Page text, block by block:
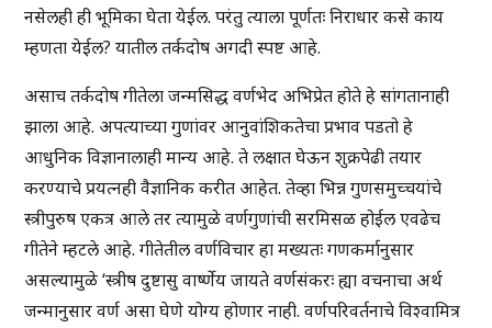
नसेलही ही भूमिका घेता येईल. परंतु त्याला पूर्णतः निराधार कसे काय
म्हणता येईल? यातील तर्कदोष अगदी स्पष्ट आहे.
असाच तर्कदोष गीतेला जन्मसिद्ध वर्णभेद अभिप्रेत होते हे सांगतानाही
झाला आहे. अपत्याच्या गुणांवर आनुवांशिकतेचा प्रभाव पडतो हे
आधुनिक विज्ञानालाही मान्य आहे. ते लक्षात घेऊन शुक्रपेढी तयार
करण्याचे प्रयत्नही वैज्ञानिक करीत आहेत. तेव्हा भिन्न गुणसमुच्चयांचे
स्त्रीपुरुष एकत्र आले तर त्यामुळे वर्णगुणांची सरमिसळ होईल एवढेच
गीतेने म्हटले आहे. गीतेतील वर्णविचार हा मख्यतः गणकर्मानुसार
असल्यामुळे ‘स्त्रीष दुष्टासु वार्ष्णेय जायते वर्णसंकरः ह्या वचनाचा अर्थ
जन्मानुसार वर्ण असा घेणे योग्य होणार नाही. वर्णपरिवर्तनाचे विश्वामित्र